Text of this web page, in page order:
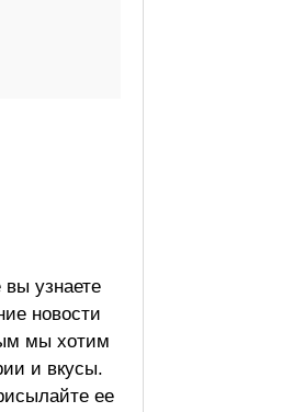
узнаете
новости
мы хотим
и вкусы.
ее